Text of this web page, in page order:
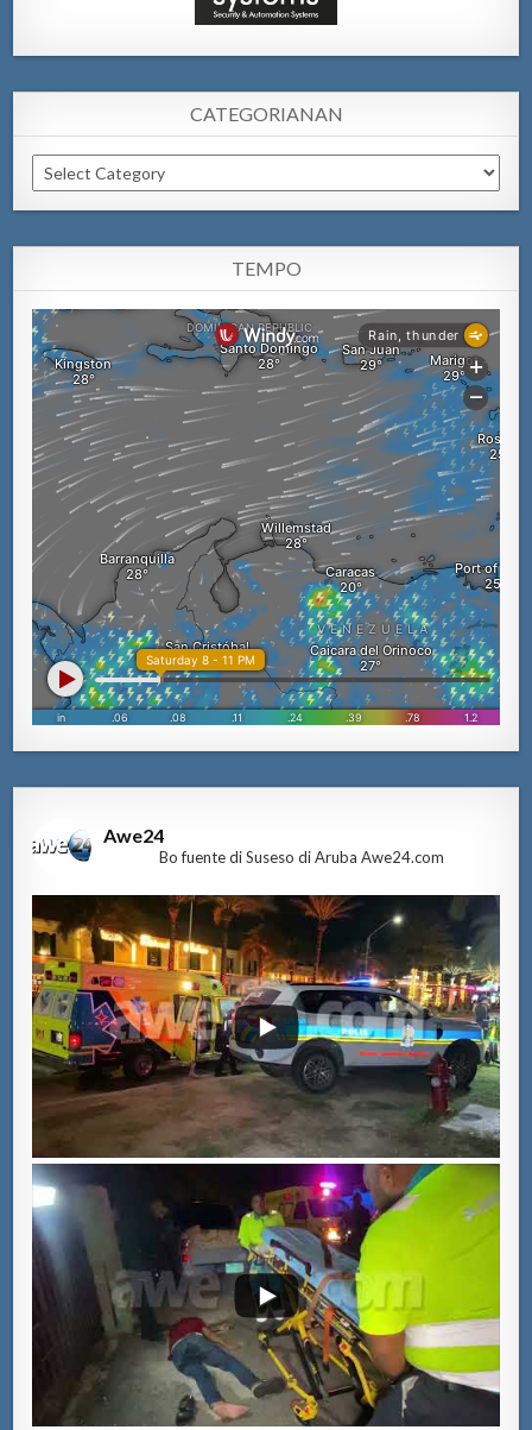
CATEGORIANAN
Categorianan
TEMPO
Awe24
Bo fuente di Suseso di Aruba Awe24.com